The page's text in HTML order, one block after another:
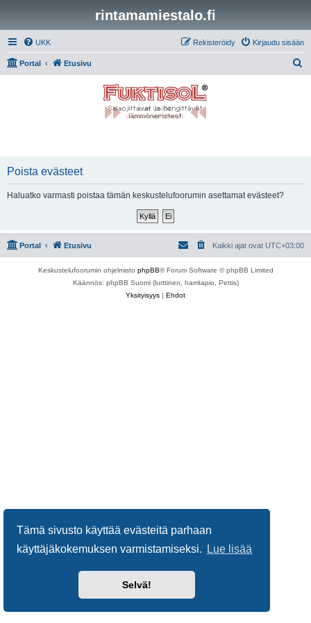
Tämä sivusto käyttää evästeitä parhaan
käyttäjäkokemuksen varmistamiseksi.
Lue lisää
Selvä!
rintamamiestalo.fi
UKK Kirjaudu sisään
Rekisteröidy
Portal Etusivu
Poista evästeet
Haluatko varmasti poistaa tämän keskustelufoorumin asettamat evästeet?
Portal Etusivu Kaikki ajat ovat UTC+03:00
Keskustelufoorumin ohjelmisto phpBB® Forum Software © phpBB Limited
Käännös: phpBB Suomi (lurttinen, harritapio, Pettis)
Yksityisyys | Ehdot